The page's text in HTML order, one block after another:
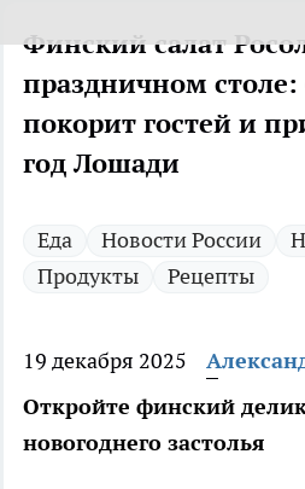
Финский салат
праздничном
покорит гостей и
год Лошади
Еда Новости России
Продукты
Рецепты
19 декабря 2025
Откройте финский
новогоднего застолья